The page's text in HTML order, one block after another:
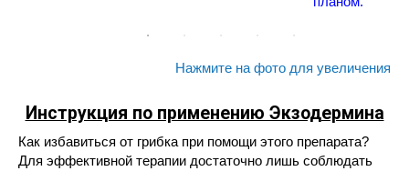
Нажмите на фото для увеличения
Инструкция по применению Экзодермина
Как избавиться от грибка при помощи этого препарата?
Для эффективной терапии достаточно лишь соблюдать